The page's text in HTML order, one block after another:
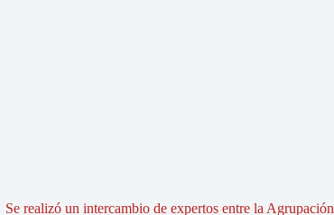
Se realizó un intercambio de expertos entre la Agrupación